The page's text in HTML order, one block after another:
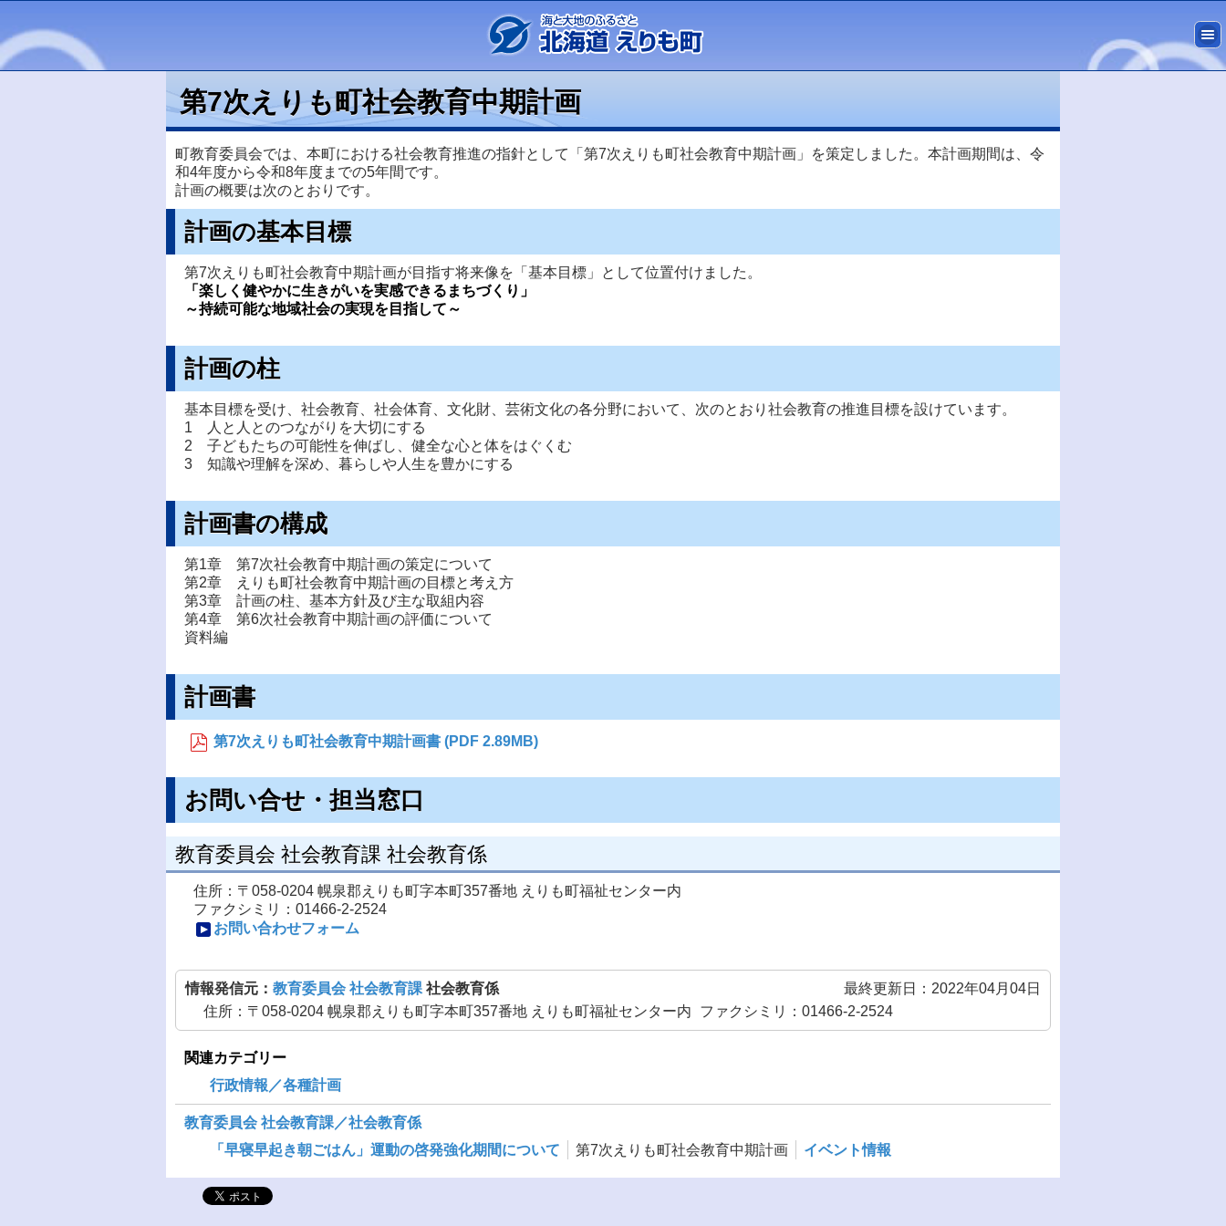
第7次えりも町社会教育中期計画
町教育委員会では、本町における社会教育推進の指針として「第7次えりも町社会教育中期計画」を策定しました。本計画期間は、令
和4年度から令和8年度までの5年間です。
計画の概要は次のとおりです。
計画の基本目標
第7次えりも町社会教育中期計画が目指す将来像を「基本目標」として位置付けました。
「楽しく健やかに生きがいを実感できるまちづくり」
～持続可能な地域社会の実現を目指して～
計画の柱
基本目標を受け、社会教育、社会体育、文化財、芸術文化の各分野において、次のとおり社会教育の推進目標を設けています。
1 人と人とのつながりを大切にする
2 子どもたちの可能性を伸ばし、健全な心と体をはぐくむ
3 知識や理解を深め、暮らしや人生を豊かにする
計画書の構成
第1章 第7次社会教育中期計画の策定について
第2章 えりも町社会教育中期計画の目標と考え方
第3章 計画の柱、基本方針及び主な取組内容
第4章 第6次社会教育中期計画の評価について
資料編
計画書
第7次えりも町社会教育中期計画書 (PDF 2.89MB)
お問い合せ・担当窓口
教育委員会 社会教育課 社会教育係
住所：〒058-0204 幌泉郡えりも町字本町357番地 えりも町福祉センター内
ファクシミリ：01466-2-2524
お問い合わせフォーム
最終更新日：2022年04月04日
情報発信元： 教育委員会 社会教育課 社会教育係
住所：〒058-0204 幌泉郡えりも町字本町357番地 えりも町福祉センター内
ファクシミリ：01466-2-2524
関連カテゴリー
行政情報／各種計画
教育委員会 社会教育課／社会教育係
「早寝早起き朝ごはん」運動の啓発強化期間について
第7次えりも町社会教育中期計画 イベント情報